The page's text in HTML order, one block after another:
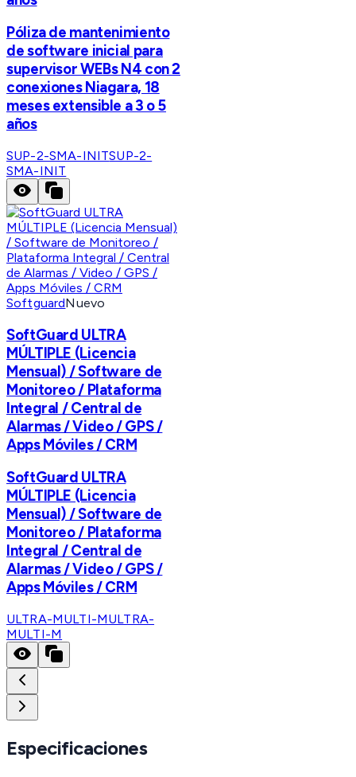
Póliza de mantenimiento
de software inicial para
supervisor WEBs N4 con 2
conexiones Niagara, 18
meses extensible a 3 o 5
años
SUP-2-SMA-INITSUP-2-
SMA-INIT
SoftguardNuevo
SoftGuard ULTRA
MÚLTIPLE (Licencia
Mensual) / Software de
Monitoreo / Plataforma
Integral / Central de
Alarmas / Video / GPS /
Apps Móviles / CRM
SoftGuard ULTRA
MÚLTIPLE (Licencia
Mensual) / Software de
Monitoreo / Plataforma
Integral / Central de
Alarmas / Video / GPS /
Apps Móviles / CRM
ULTRA-MULTI-MULTRA-
MULTI-M
Especificaciones